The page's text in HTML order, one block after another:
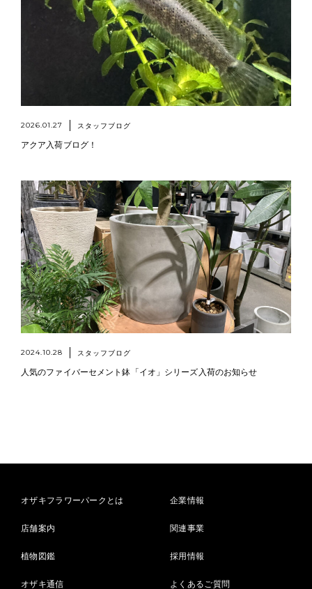
2026.01.27 スタッフブログ
アクア入荷ブログ！
2024.10.28 スタッフブログ
人気のファイバーセメント鉢「イオ」シリーズ入荷のお知らせ
オザキフラワーパークとは
店舗案内
植物図鑑
オザキ通信
企業情報
関連事業
採用情報
よくあるご質問